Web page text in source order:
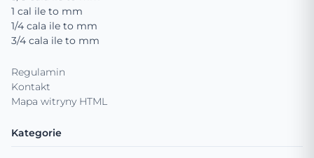
1 cal ile to mm
1/4 cala ile to mm
3/4 cala ile to mm
Regulamin
Kontakt
Mapa witryny HTML
Kategorie